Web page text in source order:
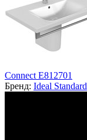
Connect E812701
Бренд: Ideal Standard